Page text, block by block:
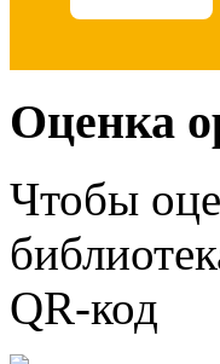
Оценка
Чтобы
QR-код